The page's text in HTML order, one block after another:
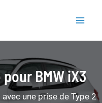
BMW iX3
une prise de Type 2